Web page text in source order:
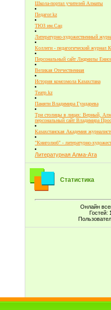
Школа-портал учителей Алматы
Педагог.kz
ТЮЗ им.Сац
Литературно-художественный
Коллеги - педагогический журнал
Персональный сайт Людмилы
Великая Отечественная
История комсомола Казахстана
Театр.kz
Памяти Владимира Гундарева
Три столицы в лицах: Верный,
персональный сайт Владимира
Казахстанская Академия
"Книголюб" - литературно-
Литературная Алма-Ата
Статистика
Онлайн
Гостей: